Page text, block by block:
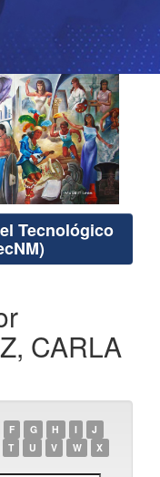
Tecnológico
CARLA
F G H I
J
T U V W
X